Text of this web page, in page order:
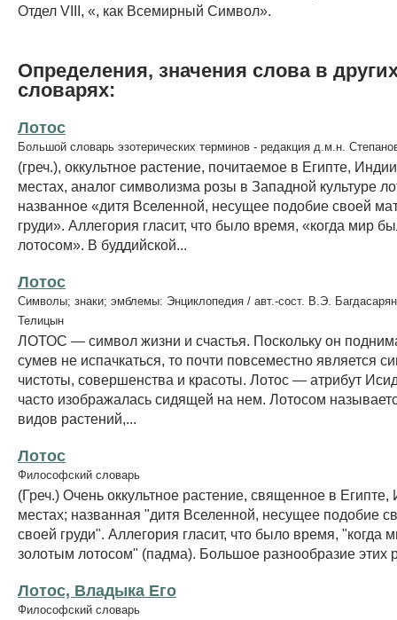
Отдел VIII, «, как Всемирный Символ».
Определения, значения слова в
словарях:
Лотос
Большой словарь эзотерических терминов - редакция д.м.н.
(греч.), оккультное растение, почитаемое в Египте,
местах, аналог символизма розы в Западной культуре
названное «дитя Вселенной, несущее подобие своей
груди». Аллегория гласит, что было время, «когда мир
лотосом». В буддийской...
Лотос
Символы; знаки; эмблемы: Энциклопедия / авт.-сост. В.Э.
Телицын
ЛОТОС — символ жизни и счастья. Поскольку он
сумев не испачкаться, то почти повсеместно является
чистоты, совершенства и красоты. Лотос — атрибут
часто изображалась сидящей на нем. Лотосом
видов растений,...
Лотос
Философский словарь
(Греч.) Очень оккультное растение, священное в Египте,
местах; названная "дитя Вселенной, несущее подобие
своей груди". Аллегория гласит, что было время, "когда
золотым лотосом" (падма). Большое разнообразие этих
Лотос, Владыка Его
Философский словарь